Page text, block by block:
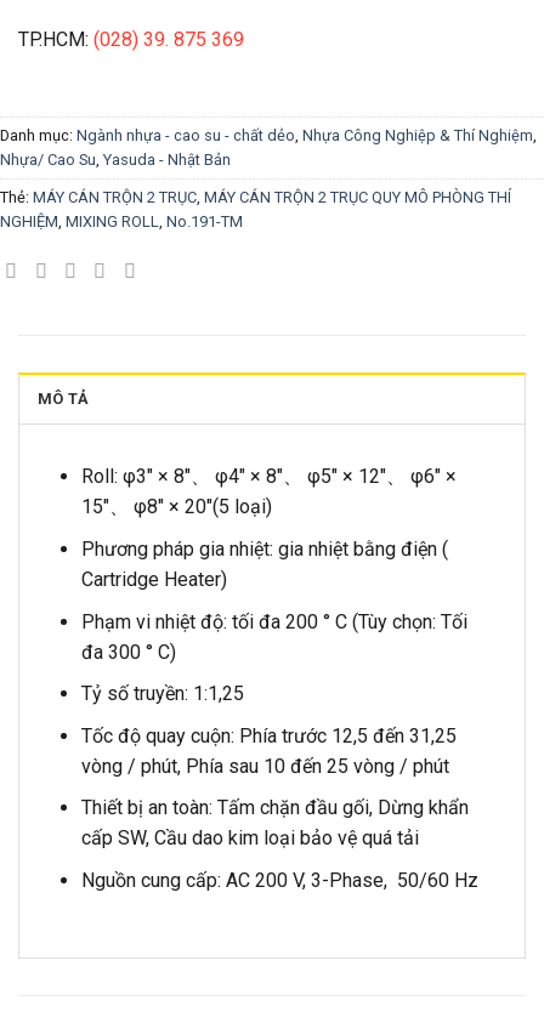
TP.HCM: (028) 39. 875 369
Danh mục: Ngành nhựa - cao su - chất dẻo Nhựa Công Nghiệp & Thí Nghiệm
Nhựa/ Cao Su Yasuda - Nhật Bản
Thẻ: MÁY CÁN TRỘN 2 TRỤC MÁY CÁN TRỘN 2 TRỤC QUY MÔ PHÒNG THÍ
NGHIỆM MIXING ROLL No.191-TM
MÔ TẢ
Roll: φ3″ × 8″、 φ4″ × 8″、 φ5″ × 12″、 φ6″ ×
15″、 φ8″ × 20″(5 loại)
Phương pháp gia nhiệt: gia nhiệt bằng điện (
Cartridge Heater)
Phạm vi nhiệt độ: tối đa 200 ° C (Tùy chọn: Tối
đa 300 ° C)
Tỷ số truyền: 1:1,25
Tốc độ quay cuộn: Phía trước 12,5 đến 31,25
vòng / phút, Phía sau 10 đến 25 vòng / phút
Thiết bị an toàn: Tấm chặn đầu gối, Dừng khẩn
cấp SW, Cầu dao kim loại bảo vệ quá tải
Nguồn cung cấp: AC 200 V, 3-Phase, 50/60 Hz